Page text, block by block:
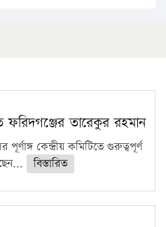
প্রাণহানি
পরীক্ষা
প্রতিষ্ঠান
ফরিদগঞ্জের তারেকুর রহমান
কেন্দ্রীয় কমিটিতে গুরুত্বপূর্ণ
বিস্তারিত